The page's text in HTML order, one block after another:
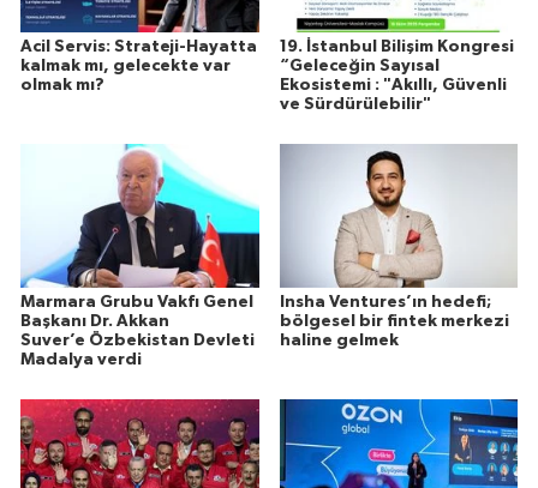
Acil Servis: Strateji-Hayatta
kalmak mı, gelecekte var
olmak mı?
19. İstanbul Bilişim Kongresi
“Geleceğin Sayısal
Ekosistemi : "Akıllı, Güvenli
ve Sürdürülebilir"
Marmara Grubu Vakfı Genel
Başkanı Dr. Akkan
Suver’e Özbekistan Devleti
Madalya verdi
Insha Ventures’ın hedefi;
bölgesel bir fintek merkezi
haline gelmek